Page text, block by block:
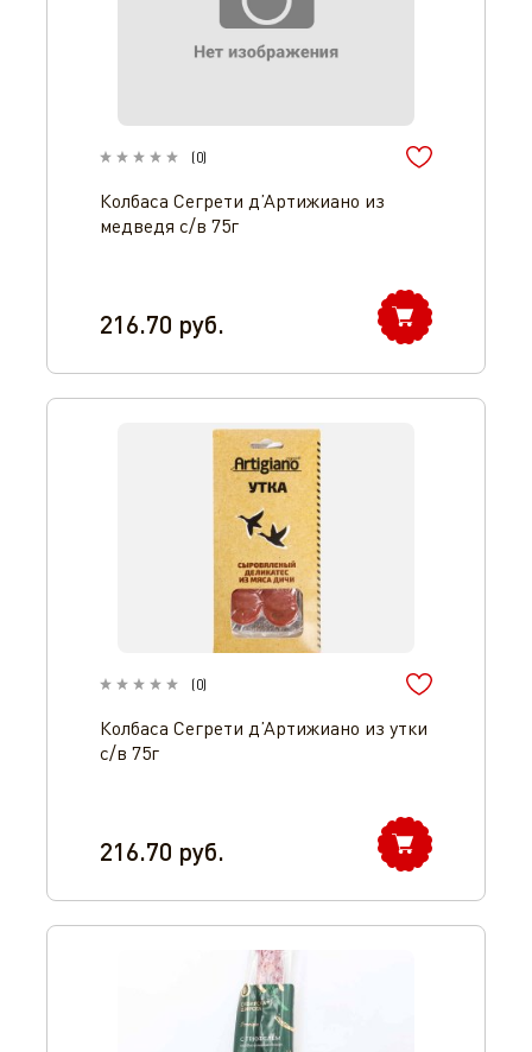
(0)
Колбаса Сегрети д’Артижиано из
медведя с/в 75г
216.70 руб.
(0)
Колбаса Сегрети д’Артижиано из утки
с/в 75г
216.70 руб.